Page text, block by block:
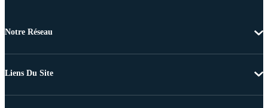
Notre Réseau
Liens Du Site